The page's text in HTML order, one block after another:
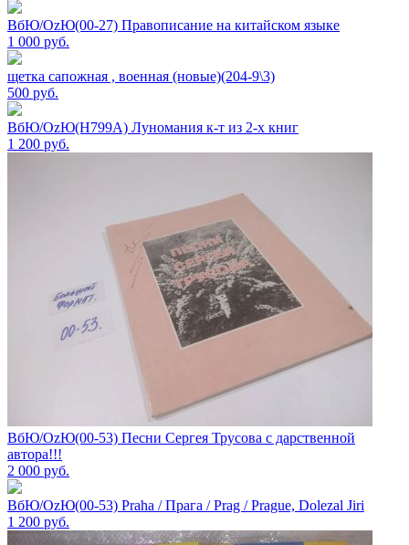
ВбЮ/OzЮ(00-27) Правописание на китайском языке
1 000 руб.
щетка сапожная , военная (новые)(204-9\3)
500 руб.
ВбЮ/OzЮ(Н799А) Луномания к-т из 2-х книг
1 200 руб.
ВбЮ/OzЮ(00-53) Песни Сергея Трусова с дарственной
автора!!!
2 000 руб.
ВбЮ/OzЮ(00-53) Praha / Прага / Prag / Prague, Dolezal Jiri
1 200 руб.